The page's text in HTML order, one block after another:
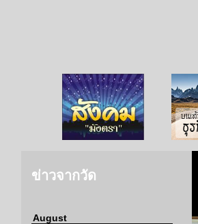
ข่าวจากวัด
August